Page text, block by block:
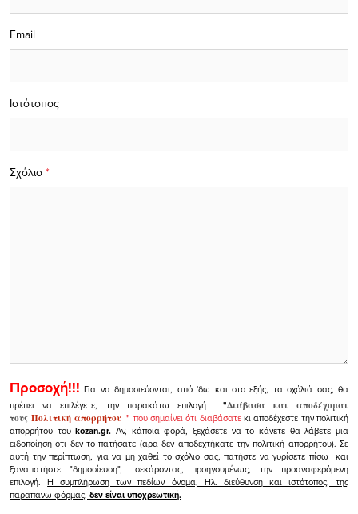
Σχόλιο *
Email
Ιστότοπος
Προσοχή!!! Για να δημοσιεύονται, από 'δω και στο εξής, τα σχόλιά σας, θα
πρέπει να επιλέγετε, την παρακάτω επιλογή
"Διάβασα και αποδέχομαι
τουςΠολιτική απορρήτου" που σημαίνει ότι διαβάσατεκι αποδέχεστε την πολιτική
απορρήτου τουkozan.gr. Αν, κάποια φορά, ξεχάσετε να το κάνετε θα λάβετε μια
ειδοποίηση ότι δεν το πατήσατε (αρα δεν αποδεχτήκατε την πολιτική απορρήτου). Σε
αυτή την περίπτωση, για να μη χαθεί το σχόλιο σας, πατήστε να γυρίσετε πίσω και
ξαναπατήστε "δημοσίευση", τσεκάροντας, προηγουμένως, την προαναφερόμενη
επιλογή.Η συμπλήρωση των πεδίων όνομα, Ηλ. διεύθυνση και ιστότοπος, της
παραπάνω φόρμας, δεν είναι υποχρεωτική.